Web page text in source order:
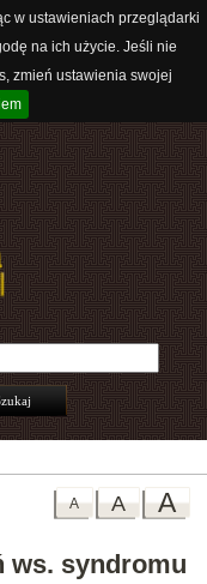
w ustawieniach przeglądarki
na ich użycie. Jeśli nie
zmień ustawienia swojej
A
A
A
ws. syndromu